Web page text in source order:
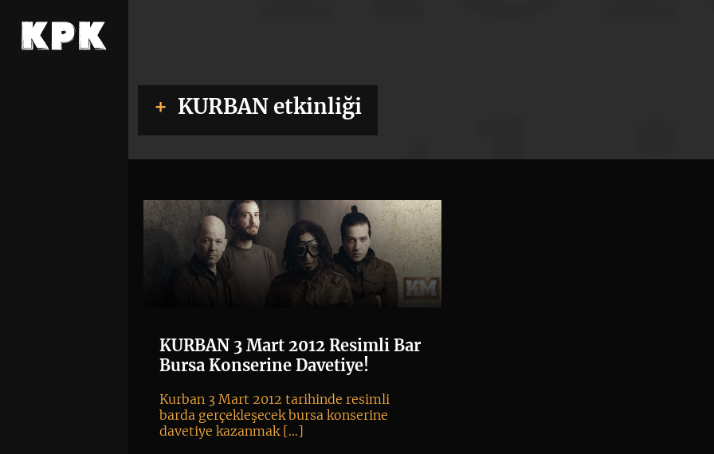
KURBAN etkinliği
KURBAN 3 Mart 2012 Resimli Bar
Bursa Konserine Davetiye!
Kurban 3 Mart 2012 tarihinde resimli
barda gerçekleşecek bursa konserine
davetiye kazanmak […]